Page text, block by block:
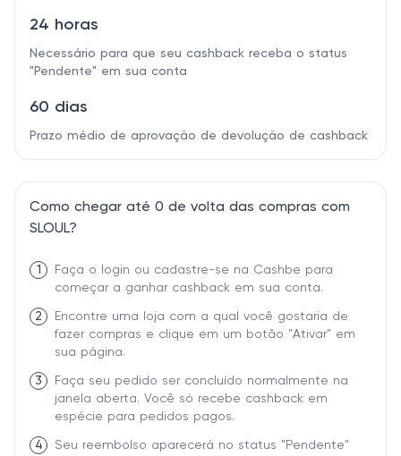
24 horas
Necessário para que seu cashback receba o status
"Pendente" em sua conta
60 dias
Prazo médio de aprovação de devolução de cashback
Como chegar até 0 de volta das compras com
SLOUL?
1
Faça o login ou cadastre-se na Cashbe para
começar a ganhar cashback em sua conta.
2
Encontre uma loja com a qual você gostaria de
fazer compras e clique em um botão "Ativar" em
sua página.
3
Faça seu pedido ser concluído normalmente na
janela aberta. Você só recebe cashback em
espécie para pedidos pagos.
4
Seu reembolso aparecerá no status "Pendente"